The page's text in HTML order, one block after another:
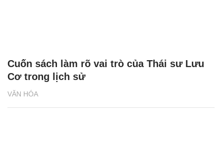
VĂN HÓA
Cuốn sách làm rõ vai trò của Thái sư Lưu
Cơ trong lịch sử